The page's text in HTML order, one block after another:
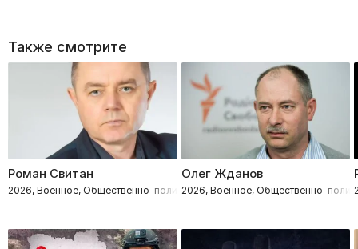
Также смотрите
Роман Свитан
2026, Военное, Общественно-политическое
Олег Жданов
2026, Военное, Общественно-